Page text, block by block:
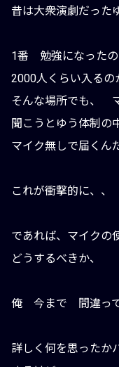
昔は大衆演劇だった
1番 勉強になったの
2000人くらい入るの
そんな場所でも、
聞こうとゆう体制の
マイク無しで届くん
これが衝撃的に、、
であれば、マイクの
どうするべきか、
俺 今まで 間違って
詳しく何を思った